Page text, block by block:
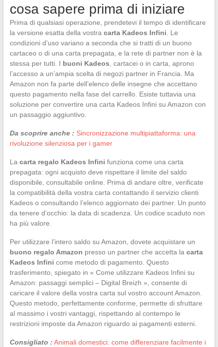
cosa sapere prima di iniziare
Prima di qualsiasi operazione, prendetevi il tempo di identificare
la versione esatta della vostra carta Kadeos Infini . Le
condizioni d’uso variano a seconda che si tratti di un buono
cartaceo o di una carta prepagata, e la rete di partner non è la
stessa per tutti. I buoni Kadeos , cartacei o in carta, aprono
l’accesso a un’ampia scelta di negozi partner in Francia. Ma
Amazon non fa parte dell’elenco delle insegne che accettano
questo pagamento nella fase del carrello. Esiste tuttavia una
soluzione per convertire una carta Kadeos Infini su Amazon con
un passaggio aggiuntivo.
Da scoprire anche : Sincronizzazione multipiattaforma: una
rivoluzione silenziosa per i gamer
La carta regalo Kadeos Infini funziona come una carta
prepagata: ogni acquisto deve rispettare il limite del saldo
disponibile, consultabile online. Prima di andare oltre, verificate
la compatibilità della vostra carta contattando il servizio clienti
Kadeos o consultando l’elenco aggiornato dei partner. Un punto
da tenere d’occhio: la data di scadenza. Un codice scaduto non
ha più valore.
Per utilizzare l’intero saldo su Amazon, dovete acquistare un
buono regalo Amazon presso un partner che accetta la carta
Kadeos Infini come metodo di pagamento. Questo
trasferimento, spiegato in « Come utilizzare Kadeos Infini su
Amazon: passaggi semplici – Digital Breizh », consente di
caricare il valore della vostra carta sul vostro account Amazon.
Questo metodo, perfettamente conforme, permette di sfruttare
al massimo i vostri vantaggi, rispettando al contempo le
restrizioni imposte da Amazon riguardo ai pagamenti esterni.
Consigliato : Animali domestici: come differenziare facilmente i